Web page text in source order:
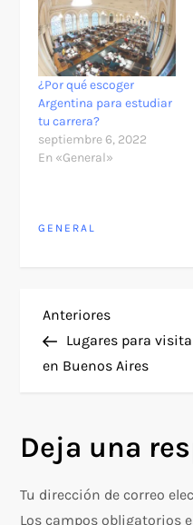
¿Por qué escoger
Argentina para estudiar
tu carrera?
septiembre 6, 2022
En «General»
GENERAL
N
a
e
g
Entrada
anterior
Anteriores
Lugares para
en Buenos Aires
Deja una
Tu dirección de correo
Los campos obligatorios